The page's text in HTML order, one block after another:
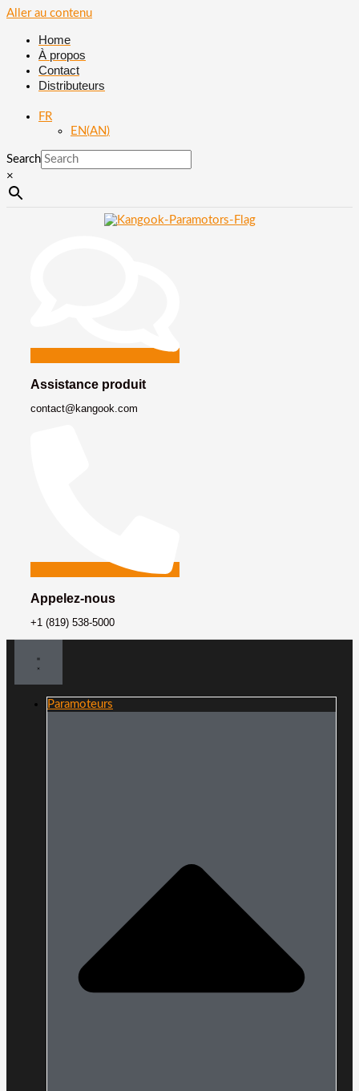
Aller au contenu
Home
À propos
Contact
Distributeurs
FR
EN(AN)
Search
×
Assistance produit
contact@kangook.com
Appelez-nous
+1 (819) 538-5000
Paramoteurs